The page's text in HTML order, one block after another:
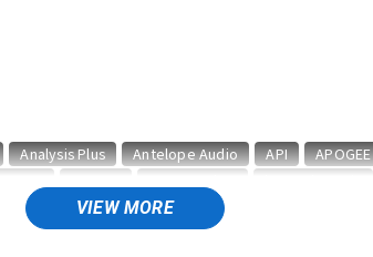
VIEW MORE
Analysis Plus Antelope Audio API APOGEE
CUSTOM TRY